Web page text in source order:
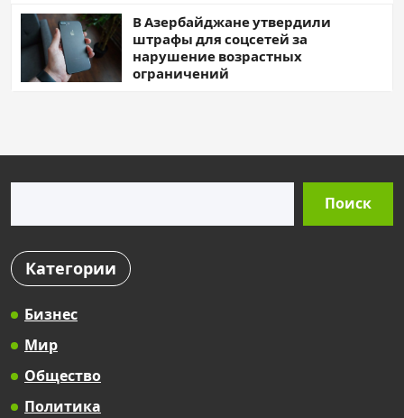
В Азербайджане утвердили
штрафы для соцсетей за
нарушение возрастных
ограничений
Поиск
Категории
Бизнес
Мир
Общество
Политика